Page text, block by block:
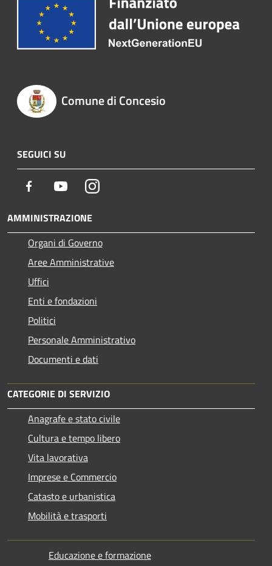
Comune di Concesio
SEGUICI SU
Facebook YoutubeInstagram
AMMINISTRAZIONE
Organi di Governo
Aree Amministrative
Uffici
Enti e fondazioni
Politici
Personale Amministrativo
Documenti e dati
CATEGORIE DI SERVIZIO
Anagrafe e stato civile
Cultura e tempo libero
Vita lavorativa
Imprese e Commercio
Catasto e urbanistica
Mobilità e trasporti
Educazione e formazione